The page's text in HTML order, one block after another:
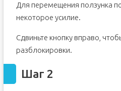
Для перемещения ползунка
некоторое усилие.
Сдвиньте кнопку вправо,
разблокировки.
Шаг 2